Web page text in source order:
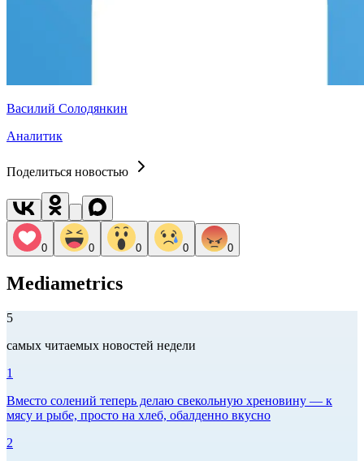
Василий Солодянкин
Аналитик
Поделиться новостью
0 0 0 0 0
Mediametrics
5
самых читаемых новостей недели
1
Вместо солений теперь делаю свекольную хреновину — к
мясу и рыбе, просто на хлеб, обалденно вкусно
2